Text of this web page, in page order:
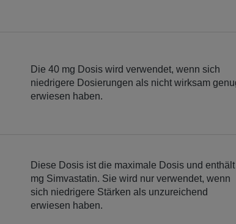
Die 40 mg Dosis wird verwendet, wenn sich
niedrigere Dosierungen als nicht wirksam
erwiesen haben.
Diese Dosis ist die maximale Dosis und
mg Simvastatin. Sie wird nur verwendet, wenn
sich niedrigere Stärken als unzureichend
erwiesen haben.